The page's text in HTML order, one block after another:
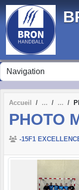
Accueil
PHOTO
-15F1
Panneau de gestion